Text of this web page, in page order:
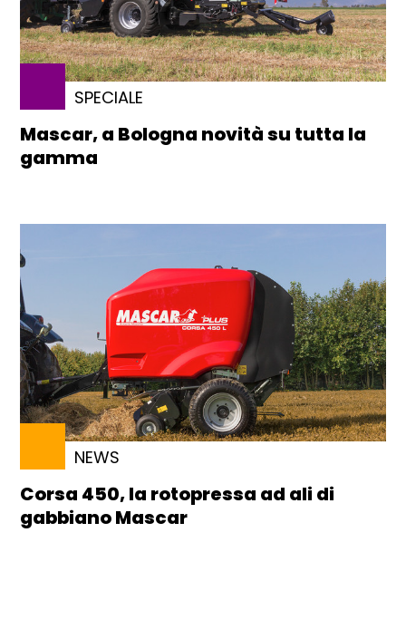
SPECIALE
Mascar, a Bologna novità su tutta la
gamma
NEWS
Corsa 450, la rotopressa ad ali di
gabbiano Mascar